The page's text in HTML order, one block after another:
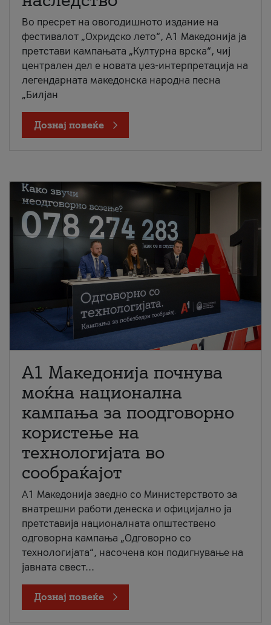
Во пресрет на овогодишното издание на
фестивалот „Охридско лето“, А1 Македонија ја
претстави кампањата „Културна врска“, чиј
централен дел е новата џез-интерпретација на
легендарната македонска народна песна
„Билјан
Дознај повеќе
A1 Македонија почнува
моќна национална
кампања за поодговорно
користење на
технологијата во
сообраќајот
A1 Македонија заедно со Министерството за
внатрешни работи денеска и официјално ја
претставија националната општествено
одговорна кампања „Одговорно со
технологијата“, насочена кон подигнување на
јавната свест...
Дознај повеќе